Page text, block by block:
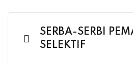
SERBA-SERBI
SELEKTIF